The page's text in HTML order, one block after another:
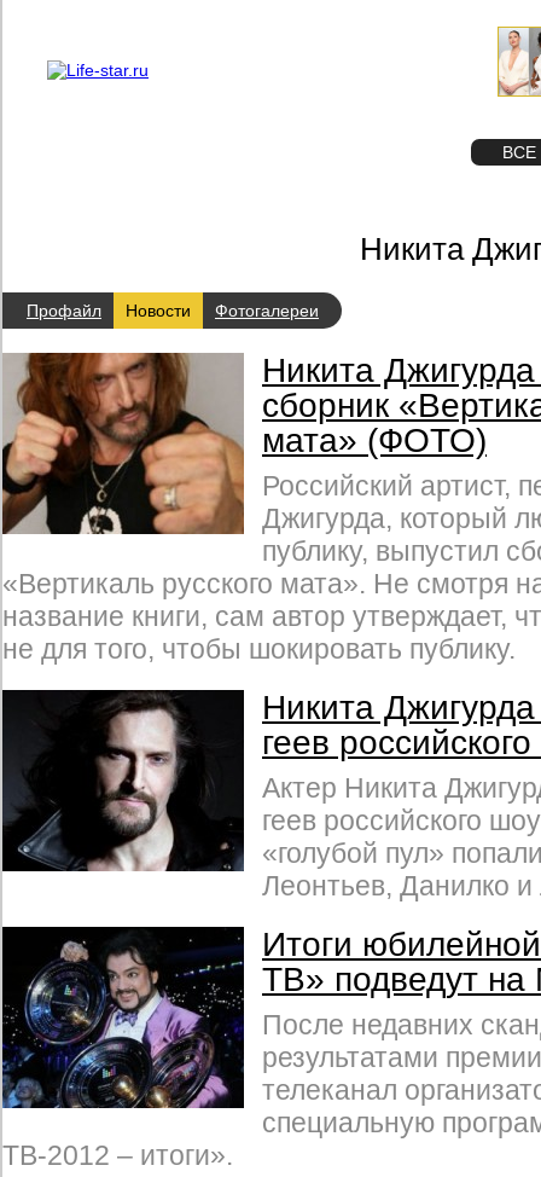
ВСЕ
Никита
Профайл Новости Фотогалереи
Никита
сборник
мата» (ФОТО)
Российский артист,
Джигурда, который
публику, выпустил
«Вертикаль русского мата». Не смотря
название книги, сам автор утверждает,
не для того, чтобы шокировать публику.
Никита
геев
Актер Никита
геев российского
«голубой пул»
Леонтьев, Данилко и
Итоги
ТВ» подведут
После недавних
результатами
телеканал
специальную
ТВ-2012 – итоги».